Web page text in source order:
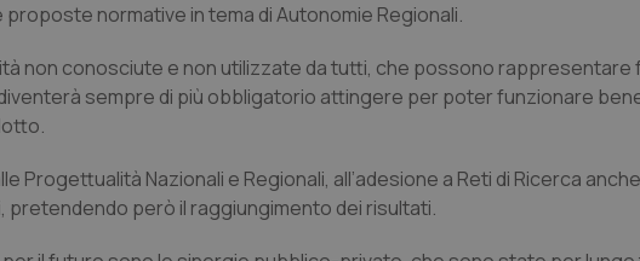
normative in tema di Autonomie Regionali.
non conosciute e non utilizzate da tutti, che possono rappresentare
sempre di più obbligatorio attingere per poter funzionare
Progettualità Nazionali e Regionali, all’adesione a Reti di Ricerca
pretendendo però il raggiungimento dei risultati.